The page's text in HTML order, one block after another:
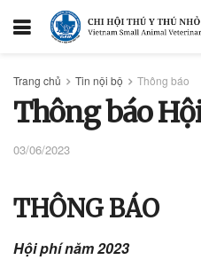
Trang chủ Tin nội bộ Thông báo
Thông báo
03/06/2023
THÔNG BÁO
Hội phí năm 2023